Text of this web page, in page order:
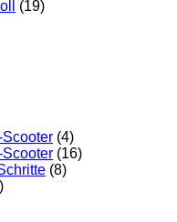
(19)
(4)
(16)
(8)